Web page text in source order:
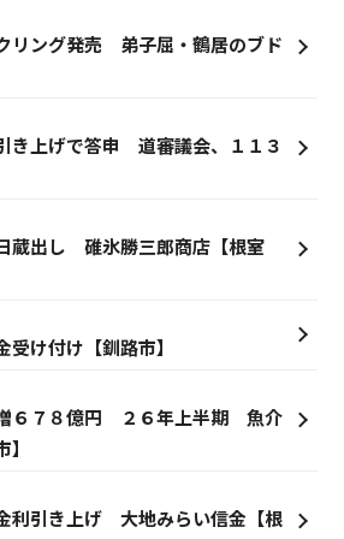
リング発売 弟子屈・鶴居のブド
き上げで答申 道審議会、１１３
蔵出し 碓氷勝三郎商店【根室
け付け【釧路市】
６７８億円 ２６年上半期 魚介
利引き上げ 大地みらい信金【根